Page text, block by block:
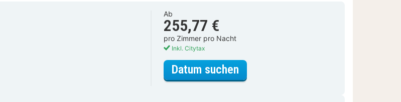
Ab
255,77 €
pro Zimmer pro Nacht
Inkl. Citytax
Datum suchen